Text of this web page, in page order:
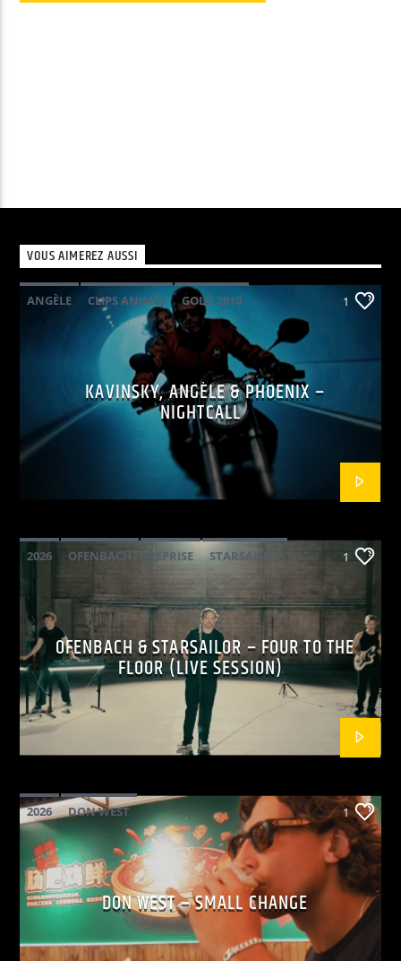
VOUS AIMEREZ AUSSI
ANGÈLE CLIPS ANIMÉS
GOLD 2010
PHOENIX POP ELECTRO
1
KAVINSKY, ANGÈLE & PHOENIX –
NIGHTCALL
2026 OFENBACH REPRISE STARSAILOR 1
OFENBACH & STARSAILOR – FOUR TO THE
FLOOR (LIVE SESSION)
2026
DON WEST
MAINSQUARE FESTIVAL 2026
POP
1
DON WEST – SMALL CHANGE